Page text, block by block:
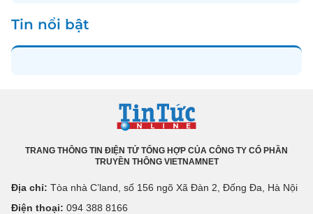
Tin nổi bật
TRANG THÔNG TIN ĐIỆN TỬ TỔNG HỢP CỦA CÔNG TY CỔ PHẦN
TRUYỀN THÔNG VIETNAMNET
Địa chỉ: Tòa nhà C’land, số 156 ngõ Xã Đàn 2, Đống Đa, Hà Nội
Điện thoại: 094 388 8166